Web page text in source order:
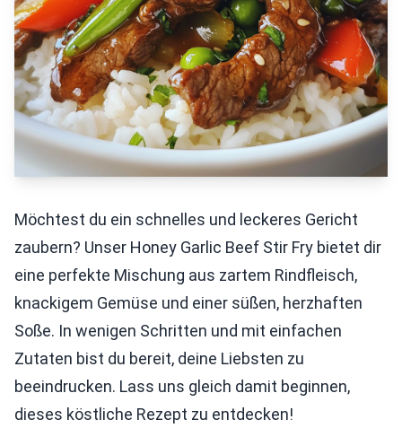
Möchtest du ein schnelles und leckeres Gericht
zaubern? Unser Honey Garlic Beef Stir Fry bietet dir
eine perfekte Mischung aus zartem Rindfleisch,
knackigem Gemüse und einer süßen, herzhaften
Soße. In wenigen Schritten und mit einfachen
Zutaten bist du bereit, deine Liebsten zu
beeindrucken. Lass uns gleich damit beginnen,
dieses köstliche Rezept zu entdecken!